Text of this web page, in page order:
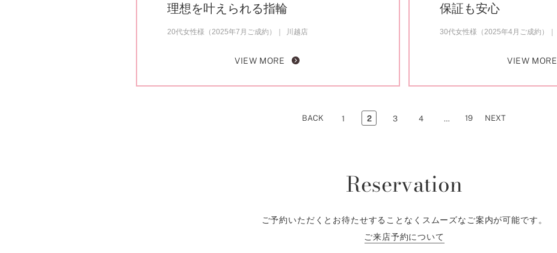
理想を叶えられる指輪
20代女性様（2025年7月ご成約） 川越店
VIEW MORE
保証も安心
30代女性様（2025年4月ご成約）
VIEW MORE
BACK 1 2 3 4 … 19 NEXT
Reservation
ご予約いただくとお待たせすることなくスムーズなご案内が可能です。
ご来店予約について